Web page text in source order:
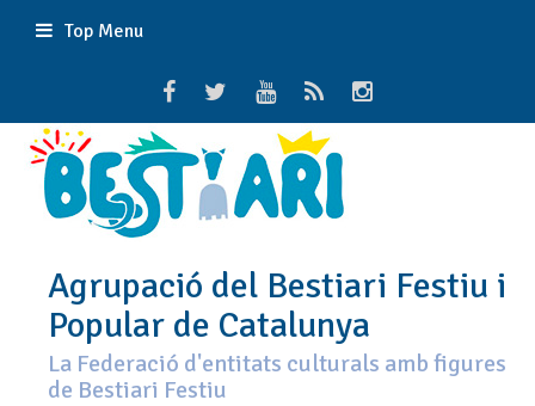
Top Menu
Agrupació del Bestiari Festiu i
Popular de Catalunya
La Federació d'entitats culturals amb figures
de Bestiari Festiu